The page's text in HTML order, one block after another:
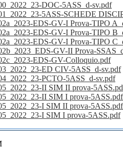
DOC-5ASS_d-sv.pdf
5ASS-SCHEDE
EDS-GV-I Prova-TIPO
EDS-GV-I Prova-TIPO
EDS-GV-I Prova-TIPO
GV-II Prova-
EDS-GV-Colloquio.pdf
ED CIV-5ASS_d-sv.pdf
PCTO-5ASS_d-sv.pdf
II SIM II prova-
II SIM I prova-5ASS.pdf
I SIM II prova-5ASS.pdf
I SIM I prova-5ASS.pdf